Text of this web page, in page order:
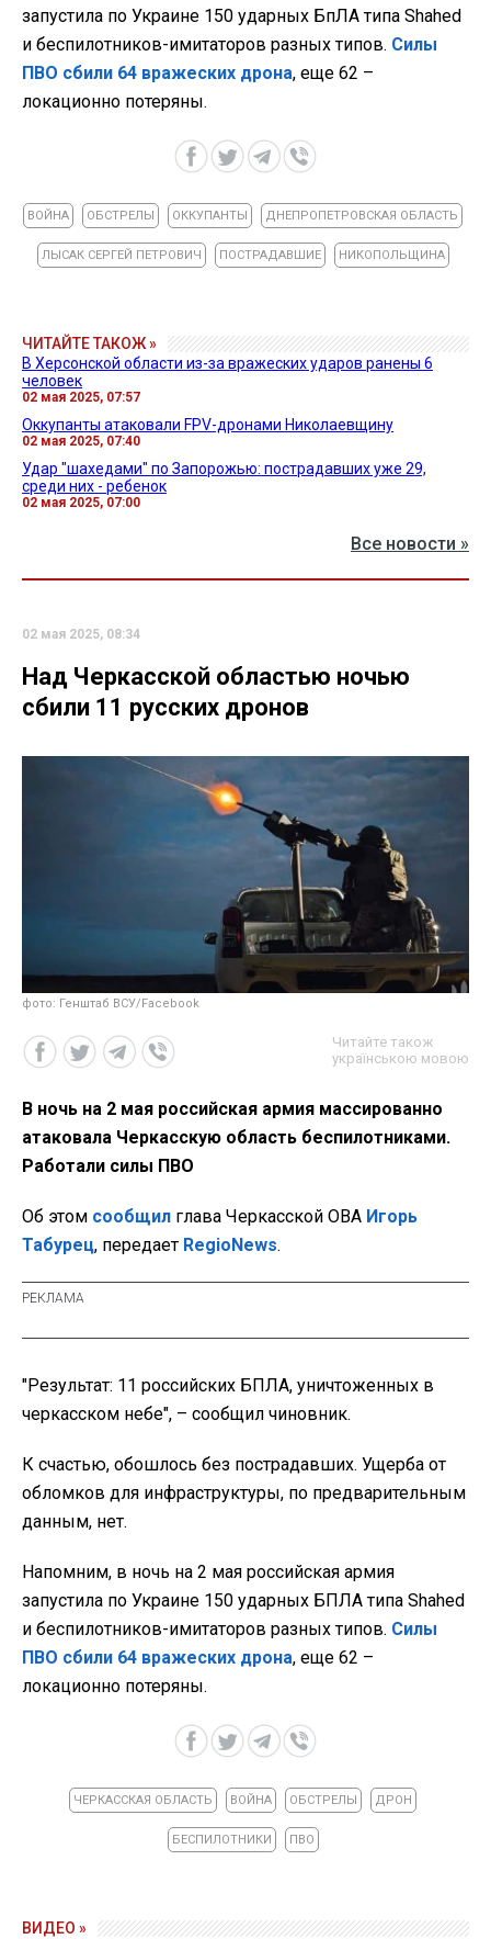
запустила по Украине 150 ударных БпЛА типа Shahed
и беспилотников-имитаторов разных типов. Силы
ПВО сбили 64 вражеских дрона, еще 62 –
локационно потеряны.
ВОЙНА ОБСТРЕЛЫ ОККУПАНТЫ ДНЕПРОПЕТРОВСКАЯ ОБЛАСТЬ
ЛЫСАК СЕРГЕЙ ПЕТРОВИЧ ПОСТРАДАВШИЕ НИКОПОЛЬЩИНА
ЧИТАЙТЕ ТАКОЖ »
В Херсонской области из-за вражеских ударов ранены 6
человек
02 мая 2025, 07:57
Оккупанты атаковали FPV-дронами Николаевщину
02 мая 2025, 07:40
Удар "шахедами" по Запорожью: пострадавших уже 29,
среди них - ребенок
02 мая 2025, 07:00
Все новости »
02 мая 2025, 08:34
Над Черкасской областью ночью
сбили 11 русских дронов
фото: Генштаб ВСУ/Facebook
Читайте також
українською мовою
В ночь на 2 мая российская армия массированно
атаковала Черкасскую область беспилотниками.
Работали силы ПВО
Об этом сообщил глава Черкасской ОВА Игорь
Табурец, передает RegioNews.
"Результат: 11 российских БПЛА, уничтоженных в
черкасском небе", – сообщил чиновник.
К счастью, обошлось без пострадавших. Ущерба от
обломков для инфраструктуры, по предварительным
данным, нет.
Напомним, в ночь на 2 мая российская армия
запустила по Украине 150 ударных БПЛА типа Shahed
и беспилотников-имитаторов разных типов. Силы
ПВО сбили 64 вражеских дрона, еще 62 –
локационно потеряны.
ЧЕРКАССКАЯ ОБЛАСТЬ ВОЙНА ОБСТРЕЛЫ ДРОН
БЕСПИЛОТНИКИ ПВО
ВИДЕО »